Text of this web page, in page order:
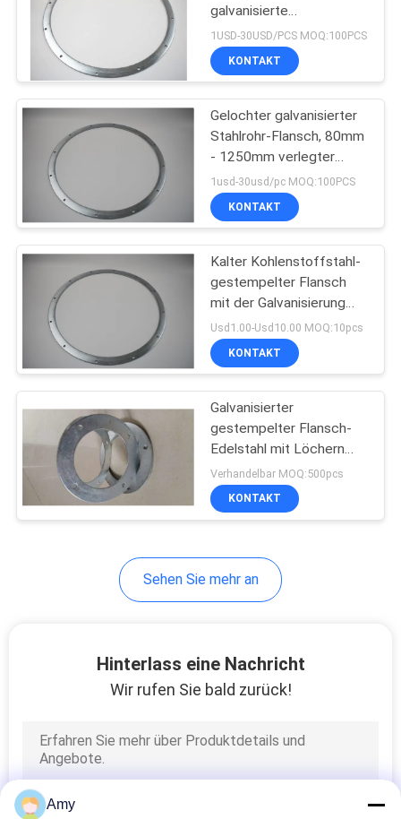
Staubabsaugungs-
Explosions-Tor
76
Rohr-Zonen-
Dämpfer
72
Metal Stanzteile
tiefe gezeichnete
Teile
galvanisierte
versiegelnde
kundenspezifische
Stärke-Bolzen für Pumpe
1USD-30USD/PCS MOQ:100PCS
KONTAKT
Gelochter galvanisierter
Stahlrohr-Flansch, 80mm
- 1250mm verlegter
Rohr-Flansch
1usd-30usd/pc MOQ:100PCS
KONTAKT
Kalter Kohlenstoffstahl-
gestempelter Flansch
mit der Galvanisierung
von SurfaceTreatment
ISO9001 genehmigt
Usd1.00-Usd10.00 MOQ:10pcs
KONTAKT
Galvanisierter
gestempelter Flansch-
Edelstahl mit Löchern
80MM - 1500MM flach
geschweißt
Verhandelbar MOQ:500pcs
KONTAKT
Sehen Sie mehr an
Hinterlass eine Nachricht
Wir rufen Sie bald zurück!
Amy